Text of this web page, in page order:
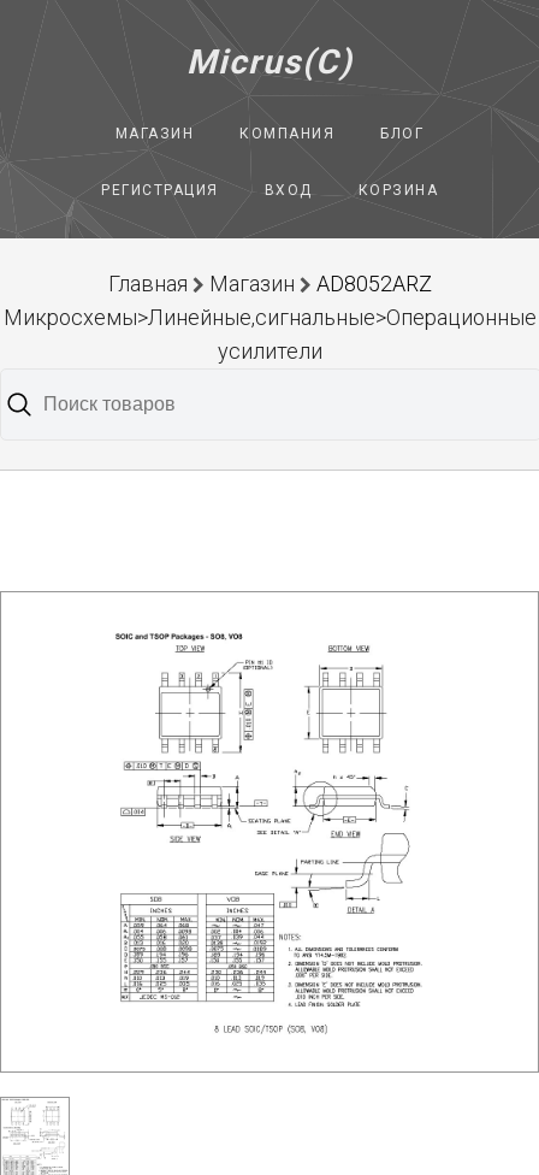
Micrus(C)
МАГАЗИН КОМПАНИЯ БЛОГ
РЕГИСТРАЦИЯ ВХОД КОРЗИНА
Главная Магазин
AD8052ARZ
Микросхемы>Линейные,сигнальные>Операционные
усилители